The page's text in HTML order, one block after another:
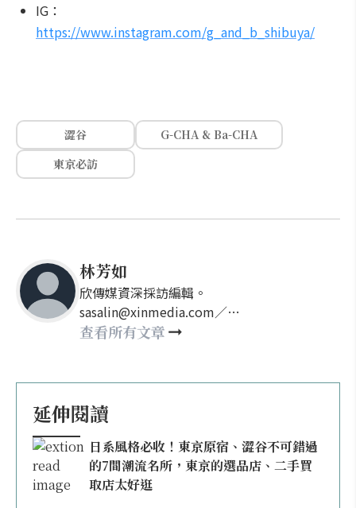
IG：
https://www.instagram.com/g_and_b_shibuya/
澀谷
G-CHA & Ba-CHA
東京必訪
林芳如
欣傳媒資深採訪編輯。
sasalin@xinmedia.com／
happy21917@gmail.com
查看所有文章
延伸閱讀
日系風格必收！東京原宿、澀谷不可錯過
的7間潮流名所，東京的選品店、二手買
取店太好逛